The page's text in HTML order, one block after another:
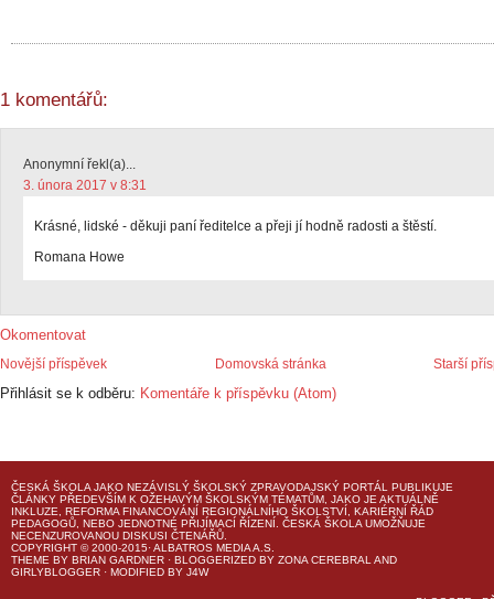
1 komentářů:
Anonymní řekl(a)...
3. února 2017 v 8:31
Krásné, lidské - děkuji paní ředitelce a přeji jí hodně radosti a štěstí.
Romana Howe
Okomentovat
Novější příspěvek Starší
Domovská stránka
Přihlásit se k odběru: Komentáře k příspěvku (Atom)
ČESKÁ ŠKOLA JAKO NEZÁVISLÝ ŠKOLSKÝ ZPRAVODAJSKÝ PORTÁL PUBLIKUJE
ČLÁNKY PŘEDEVŠÍM K OŽEHAVÝM ŠKOLSKÝM TÉMATŮM, JAKO JE AKTUÁLNĚ
INKLUZE, REFORMA FINANCOVÁNÍ REGIONÁLNÍHO ŠKOLSTVÍ, KARIÉRNÍ ŘÁD
PEDAGOGŮ, NEBO JEDNOTNÉ PŘIJÍMACÍ ŘÍZENÍ. ČESKÁ ŠKOLA UMOŽŇUJE
NECENZUROVANOU DISKUSI ČTENÁŘŮ.
COPYRIGHT © 2000-2015· ALBATROS MEDIA A.S.
THEME BY BRIAN GARDNER · BLOGGERIZED BY ZONA CEREBRAL AND
GIRLYBLOGGER · MODIFIED BY J4W